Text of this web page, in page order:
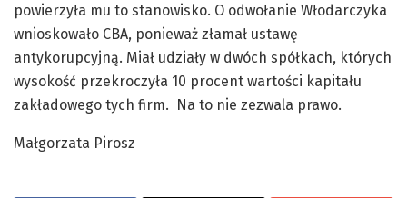
powierzyła mu to stanowisko. O odwołanie Włodarczyka
wnioskowało CBA, ponieważ złamał ustawę
antykorupcyjną. Miał udziały w dwóch spółkach, których
wysokość przekroczyła 10 procent wartości kapitału
zakładowego tych firm. Na to nie zezwala prawo.
Małgorzata Pirosz